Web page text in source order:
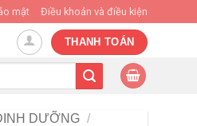
mật Điều khoản và điều kiện
THANH TOÁN
DƯỠNG /